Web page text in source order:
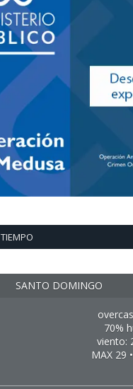
SANTO DOMINGO
70%
viento:
MAX 29